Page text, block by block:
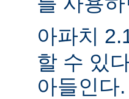
아파치
할 수 있
아들인다.